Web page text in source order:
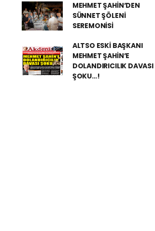
MEHMET ŞAHİN’DEN
SÜNNET ŞÖLENİ
SEREMONİSİ
ALTSO ESKİ BAŞKANI
MEHMET ŞAHİN’E
DOLANDIRICILIK DAVASI
ŞOKU…!